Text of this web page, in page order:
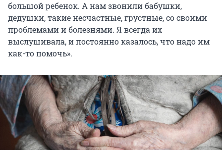
большой ребенок. А нам звонили бабушки,
дедушки, такие несчастные, грустные, со своими
проблемами и болезнями. Я всегда их
выслушивала, и постоянно казалось, что надо им
как-то помочь».